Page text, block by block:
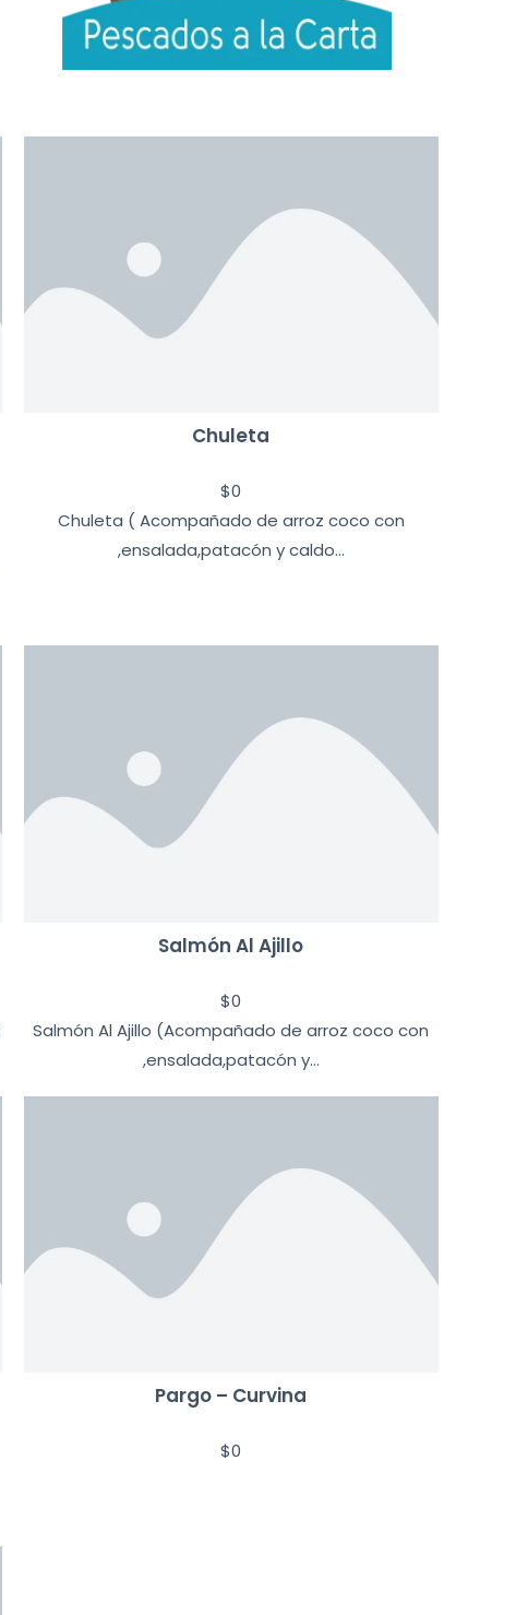
Chuleta
$0
Chuleta ( Acompañado de arroz coco con
,ensalada,patacón y caldo...
Salmón Al Ajillo
$0
Salmón Al Ajillo (Acompañado de arroz coco con
,ensalada,patacón y...
Pargo – Curvina
$0